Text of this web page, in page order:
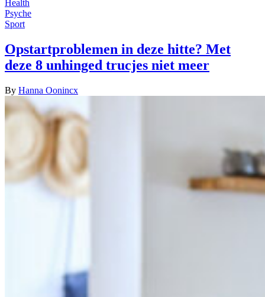
Health
Psyche
Sport
Opstartproblemen in deze hitte? Met
deze 8 unhinged trucjes niet meer
By Hanna Oonincx